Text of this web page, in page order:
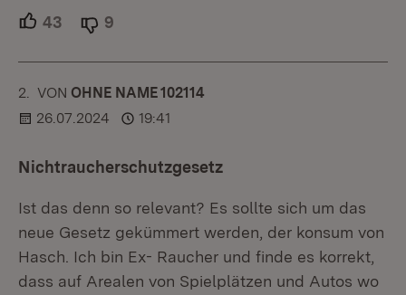
43 Unterstützer.
9
2. KOMMENTAR
VON :OHNE NAME 102114
26.07.2024
19:41
Nichtraucherschutzgesetz
Ist das denn so relevant? Es sollte sich um das
neue Gesetz gekümmert werden, der konsum von
Hasch. Ich bin Ex- Raucher und finde es korrekt,
dass auf Arealen von Spielplätzen und Autos wo